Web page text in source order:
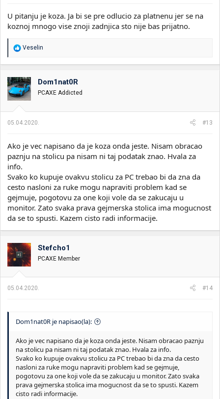
U pitanju je koza. Ja bi se pre odlucio za platnenu jer se na
koznoj mnogo vise znoji zadnjica sto nije bas prijatno.
R
a
o
v
a
n
:
Veselin
Dom1nat0R
PCAXE Addicted
05.04.2020. #13
Ako je vec napisano da je koza onda jeste. Nisam obracao
paznju na stolicu pa nisam ni taj podatak znao. Hvala za
info.
Svako ko kupuje ovakvu stolicu za PC trebao bi da zna da
cesto nasloni za ruke mogu napraviti problem kad se
gejmuje, pogotovu za one koji vole da se zakucaju u
monitor. Zato svaka prava gejmerska stolica ima mogucnost
da se to spusti. Kazem cisto radi informacije.
Stefcho1
PCAXE Member
05.04.2020. #14
Dom1nat0R je napisao(la):
Ako je vec napisano da je koza onda jeste. Nisam obracao paznju
na stolicu pa nisam ni taj podatak znao. Hvala za info.
Svako ko kupuje ovakvu stolicu za PC trebao bi da zna da cesto
nasloni za ruke mogu napraviti problem kad se gejmuje,
pogotovu za one koji vole da se zakucaju u monitor. Zato svaka
prava gejmerska stolica ima mogucnost da se to spusti. Kazem
cisto radi informacije.